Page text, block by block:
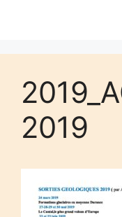
2019